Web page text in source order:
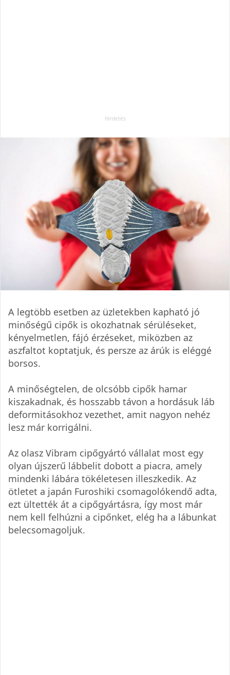
A legtöbb esetben az üzletekben kapható jó
minőségű cipők is okozhatnak sérüléseket,
kényelmetlen, fájó érzéseket, miközben az
aszfaltot koptatjuk, és persze az árúk is eléggé
borsos.
A minőségtelen, de olcsóbb cipők hamar
kiszakadnak, és hosszabb távon a hordásuk láb
deformitásokhoz vezethet, amit nagyon nehéz
lesz már korrigálni.
Az olasz Vibram cipőgyártó vállalat most egy
olyan újszerű lábbelit dobott a piacra, amely
mindenki lábára tökéletesen illeszkedik. Az
ötletet a japán Furoshiki csomagolókendő adta,
ezt ültették át a cipőgyártásra, így most már
nem kell felhúzni a cipőnket, elég ha a lábunkat
belecsomagoljuk.